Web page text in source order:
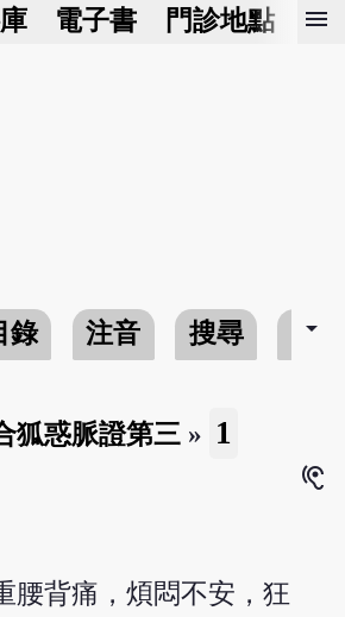
電子書 門診地點 預
menu
錄 注音 搜尋 書介
arrow_drop_down
狐惑脈證第三 » 1
hearing
腰背痛，煩悶不安，狂